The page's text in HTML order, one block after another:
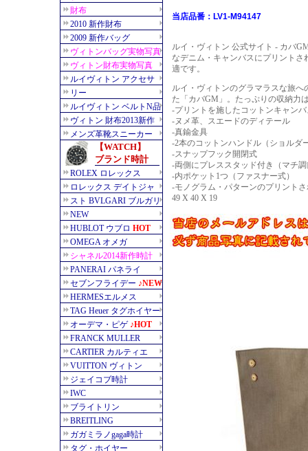
当店品番：LV1-M94147
ルイ・ヴィトン 公式サイト - カバ
なデニム・キャンバスにプリント
適です。
ルイ・ヴィトンのグラマラスな旅
た「カバGM」。たっぷりの収納力
-プリントを施したコットンキャン
-ヌメ革、スエードのディテール
-真鍮金具
-2本のコットンハンドル（ショルダ
-スナップフック開閉式
-両側にプレススタッド付き（マチ
-内ポケット1つ（ファスナー式）
-モノグラム・パターンのプリント
49 X 40 X 19